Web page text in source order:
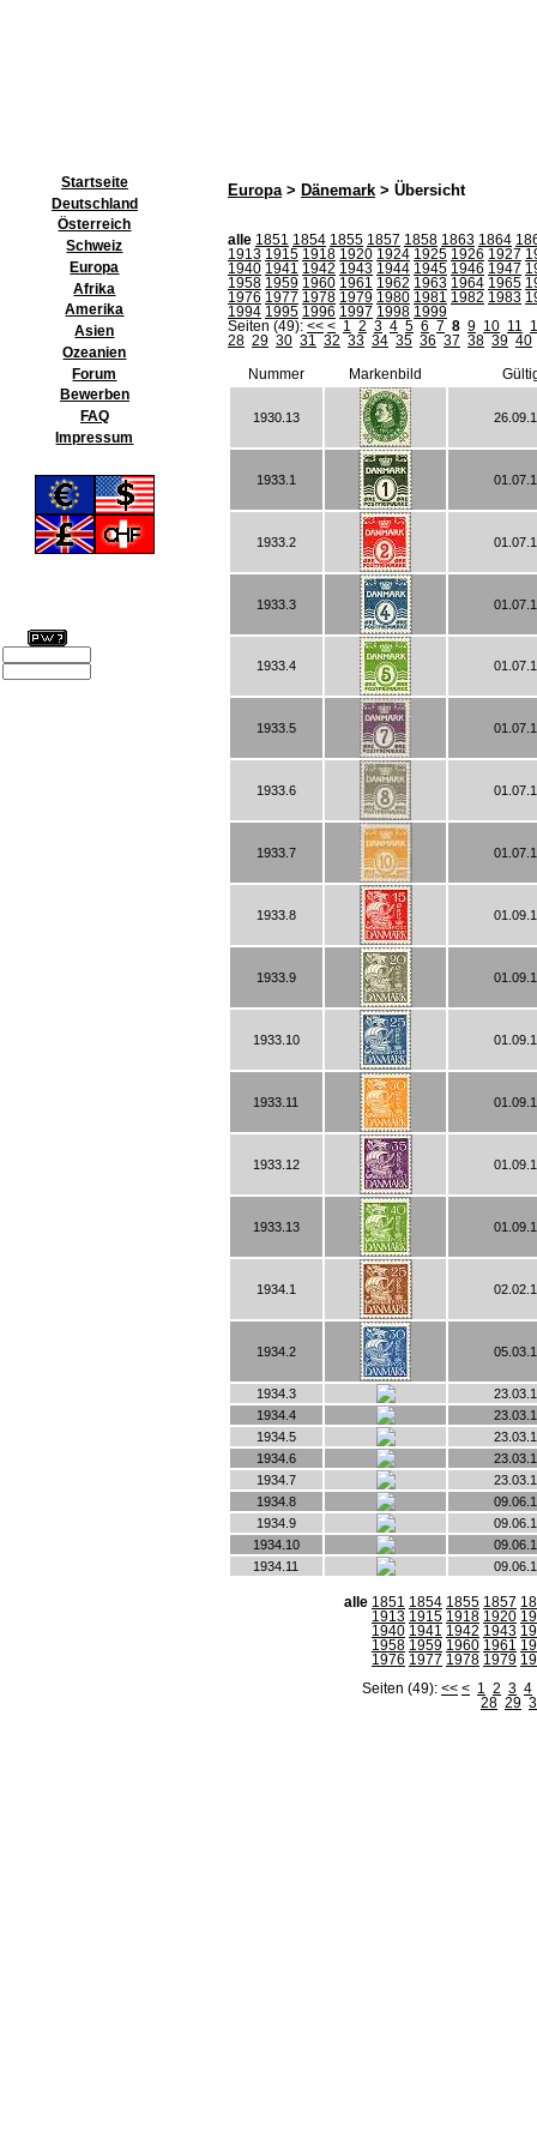
Startseite
Deutschland
Österreich
Schweiz
Europa
Afrika
Amerika
Asien
Ozeanien
Forum
Bewerben
FAQ
Impressum
Europa> Dänemark > Übersicht
alle 1851 1854 1855 1857 1858 1863 1864
1913 1915 1918 1920 1924 1925 1926 1927
1940 1941 1942 1943 1944 1945 1946 1947
1958 1959 1960 1961 1962 1963 1964 1965
1976 1977 1978 1979 1980 1981 1982 1983
1994 1995 1996 1997 1998 1999
Seiten (49): << < 1 2 3 4 5 6 7 8 9 10 11
28 29 30 31 32 33 34 35 36 37 38 39 40
Nummer Markenbild
1930.13
1933.1
1933.2
1933.3
1933.4
1933.5
1933.6
1933.7
1933.8
1933.9
1933.10
1933.11
1933.12
1933.13
1934.1
1934.2
1934.3
1934.4
1934.5
1934.6
1934.7
1934.8
1934.9
1934.10
1934.11
alle 1851 1854 1855 1857
1913 1915 1918 1920
1940 1941 1942 1943
1958 1959 1960 1961
1976 1977 1978 1979
Seiten (49): << < 1 2 3 4
28 29